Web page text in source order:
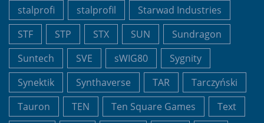
stalprofi
stalprofil
Starwad Industries
STF
STP STX SUN
Sundragon
Suntech
SVE sWIG80
Sygnity
Synektik
Synthaverse TAR
Tarczyński
Tauron
TEN Ten Square Games
Text